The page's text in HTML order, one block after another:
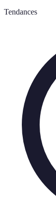
Tendances